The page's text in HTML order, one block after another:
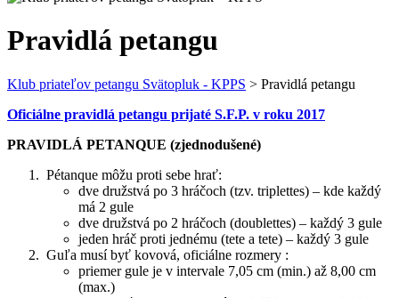
Pravidlá petangu
Klub priateľov petangu Svätopluk - KPPS > Pravidlá petangu
Oficiálne pravidlá petangu prijaté S.F.P. v roku 2017
PRAVIDLÁ PETANQUE (zjednodušené)
Pétanque môžu proti sebe hrať:
dve družstvá po 3 hráčoch (tzv. triplettes) – kde každý
má 2 gule
dve družstvá po 2 hráčoch (doublettes) – každý 3 gule
jeden hráč proti jednému (tete a tete) – každý 3 gule
Guľa musí byť kovová, oficiálne rozmery :
priemer gule je v intervale 7,05 cm (min.) až 8,00 cm
(max.)